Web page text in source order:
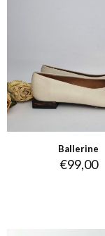
Ballerine
€99,00